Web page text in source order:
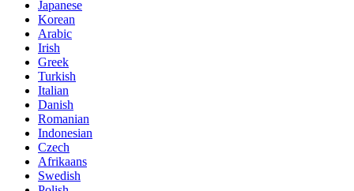
Japanese
Korean
Arabic
Irish
Greek
Turkish
Italian
Danish
Romanian
Indonesian
Czech
Afrikaans
Swedish